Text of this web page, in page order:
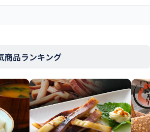
商品ランキング